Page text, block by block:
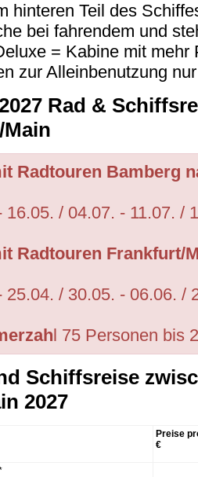
hinteren Teil des
bei fahrendem und
= Kabine mit
zur Alleinbenutzung
Rad &
Radtouren Bamberg
16.05. / 04.07. - 11.07. /
Radtouren Frankfurt/
25.04. / 30.05. - 06.06. /
l 75 Personen bis
Schiffsreise
2027
Preise
€